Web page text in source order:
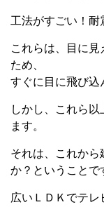
工法がすごい！耐
これらは、目に
ため、
すぐに目に飛び込
しかし、これら
ます。
それは、これか
か？ということで
広いＬＤＫでテレ